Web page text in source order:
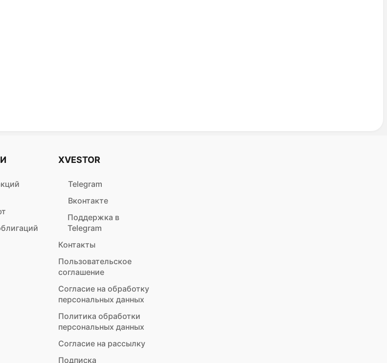
XVESTOR
Telegram
Вконтакте
Поддержка в
Telegram
Контакты
Пользовательское
соглашение
Согласие на обработку
персональных данных
Политика обработки
персональных данных
Согласие на рассылку
Подписка